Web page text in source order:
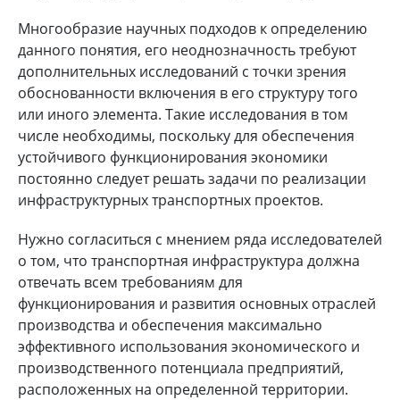
Многообразие научных подходов к определению
данного понятия, его неоднозначность требуют
дополнительных исследований с точки зрения
обоснованности включения в его структуру того
или иного элемента. Такие исследования в том
числе необходимы, поскольку для обеспечения
устойчивого функционирования экономики
постоянно следует решать задачи по реализации
инфраструктурных транспортных проектов.
Нужно согласиться с мнением ряда исследователей
о том, что транспортная инфраструктура должна
отвечать всем требованиям для
функционирования и развития основных отраслей
производства и обеспечения максимально
эффективного использования экономического и
производственного потенциала предприятий,
расположенных на определенной территории.